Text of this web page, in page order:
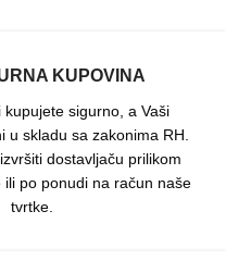
KUPOVINA
kupujete sigurno, a Vaši
u skladu sa zakonima RH.
dostavljaču prilikom
po ponudi na račun naše
tvrtke.